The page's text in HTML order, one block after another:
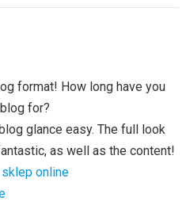
format! How long have you
for?
glance easy. The full look
as well as the content!
sklep online